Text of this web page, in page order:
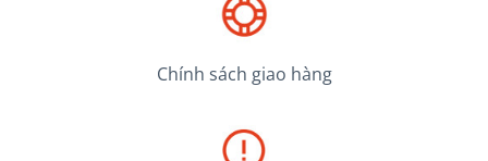
Chính sách giao hàng